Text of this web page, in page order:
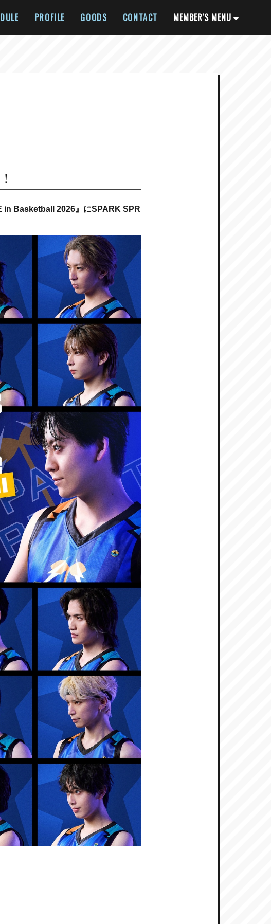
PROFILE GOODS CONTACT MEMBER'S MENU
in Basketball 2026』にSPARK SPR